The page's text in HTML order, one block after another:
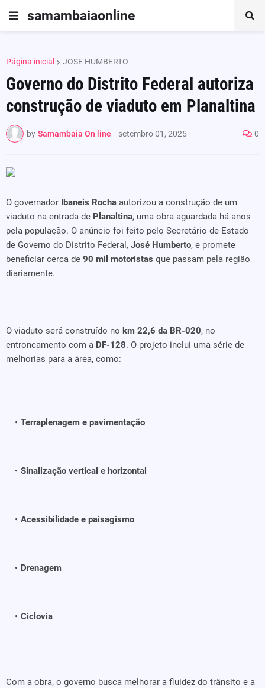
samambaiaonline
Página inicial JOSE HUMBERTO
Governo do Distrito Federal autoriza
construção de viaduto em Planaltina
by Samambaia On line - setembro 01, 2025 0
O governador Ibaneis Rocha autorizou a construção de um
viaduto na entrada de Planaltina, uma obra aguardada há anos
pela população. O anúncio foi feito pelo Secretário de Estado
de Governo do Distrito Federal, José Humberto, e promete
beneficiar cerca de 90 mil motoristas que passam pela região
diariamente.
O viaduto será construído no km 22,6 da BR-020, no
entroncamento com a DF-128. O projeto inclui uma série de
melhorias para a área, como:
Terraplenagem e pavimentação
Sinalização vertical e horizontal
Acessibilidade e paisagismo
Drenagem
Ciclovia
Com a obra, o governo busca melhorar a fluidez do trânsito e a